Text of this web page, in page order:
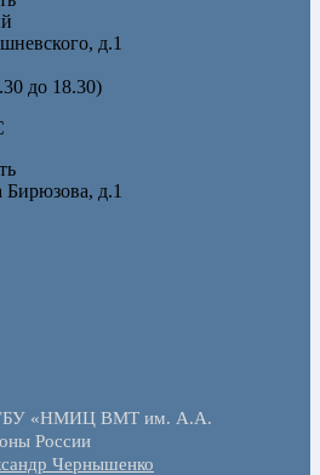
д.1
до 18.30)
д.1
«НМИЦ ВМТ им. А.А.
России
Чернышенко